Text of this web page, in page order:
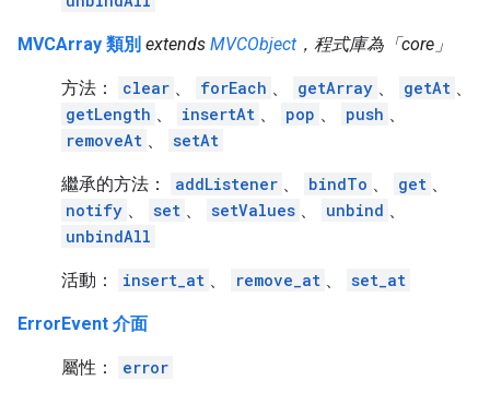
MVCArray 類別 extends MVCObject ，程式庫為「core」
方法： clear 、 forEach 、 getArray 、 getAt 、
getLength 、 insertAt 、 pop 、 push 、
removeAt 、 setAt
繼承的方法： addListener 、 bindTo 、 get 、
notify 、 set 、 setValues 、 unbind 、
unbindAll
活動： insert_at 、 remove_at 、 set_at
ErrorEvent 介面
屬性： error